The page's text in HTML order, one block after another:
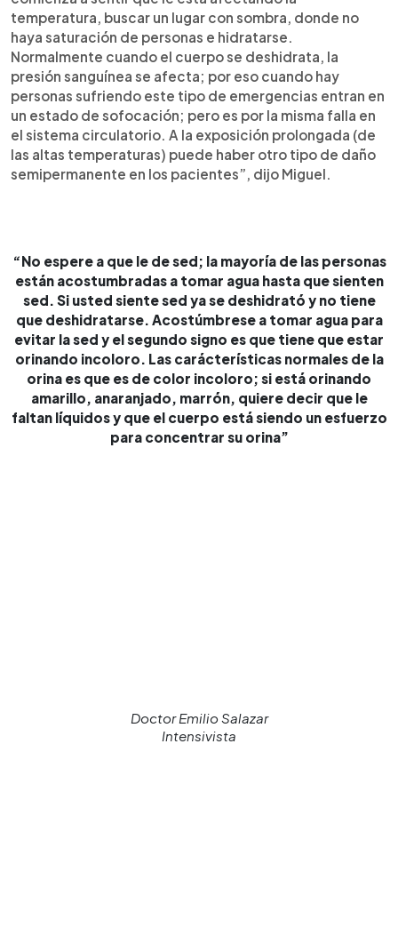
temperatura, buscar un lugar con sombra, donde no
haya saturación de personas e hidratarse.
Normalmente cuando el cuerpo se deshidrata, la
presión sanguínea se afecta; por eso cuando hay
personas sufriendo este tipo de emergencias entran en
un estado de sofocación; pero es por la misma falla en
el sistema circulatorio. A la exposición prolongada (de
las altas temperaturas) puede haber otro tipo de daño
semipermanente en los pacientes”, dijo Miguel.
“No espere a que le de sed; la mayoría de las personas
están acostumbradas a tomar agua hasta que sienten
sed. Si usted siente sed ya se deshidrató y no tiene
que deshidratarse. Acostúmbrese a tomar agua para
evitar la sed y el segundo signo es que tiene que estar
orinando incoloro. Las carácterísticas normales de la
orina es que es de color incoloro; si está orinando
amarillo, anaranjado, marrón, quiere decir que le
faltan líquidos y que el cuerpo está siendo un esfuerzo
para concentrar su orina”
Doctor Emilio Salazar
Intensivista